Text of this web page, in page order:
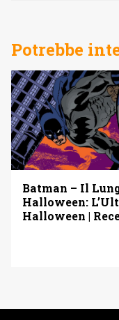
Potrebbe
Batman – Il
Halloween:
Halloween |